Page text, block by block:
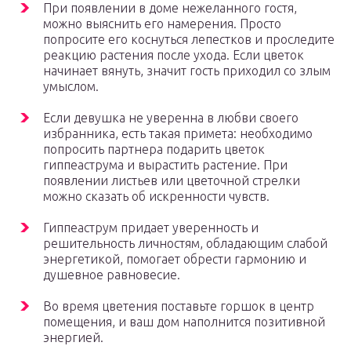
При появлении в доме нежеланного гостя,
можно выяснить его намерения. Просто
попросите его коснуться лепестков и проследите
реакцию растения после ухода. Если цветок
начинает вянуть, значит гость приходил со злым
умыслом.
Если девушка не уверенна в любви своего
избранника, есть такая примета: необходимо
попросить партнера подарить цветок
гиппеаструма и вырастить растение. При
появлении листьев или цветочной стрелки
можно сказать об искренности чувств.
Гиппеаструм придает уверенность и
решительность личностям, обладающим слабой
энергетикой, помогает обрести гармонию и
душевное равновесие.
Во время цветения поставьте горшок в центр
помещения, и ваш дом наполнится позитивной
энергией.